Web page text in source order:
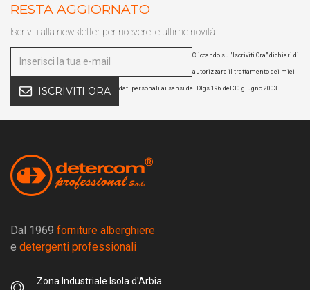
RESTA AGGIORNATO
Iscriviti alla newsletter per ricevere le ultime novità
ISCRIVITI ORA
Cliccando su "Iscriviti Ora" dichiari di
autorizzare il trattamento dei miei
dati personali ai sensi del Dlgs 196 del 30 giugno 2003
Dal 1969 forniture alberghiere
e detergenti professionali
Zona Industriale Isola d'Arbia.